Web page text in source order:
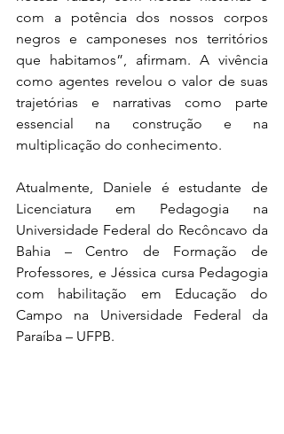
com a potência dos nossos corpos
negros e camponeses nos territórios
que habitamos”, afirmam. A vivência
como agentes revelou o valor de suas
trajetórias e narrativas como parte
essencial na construção e na
multiplicação do conhecimento.
Atualmente, Daniele é estudante de
Licenciatura em Pedagogia na
Universidade Federal do Recôncavo da
Bahia – Centro de Formação de
Professores, e Jéssica cursa Pedagogia
com habilitação em Educação do
Campo na Universidade Federal da
Paraíba – UFPB.